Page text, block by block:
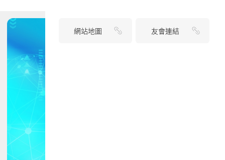
網站地圖 友會連結